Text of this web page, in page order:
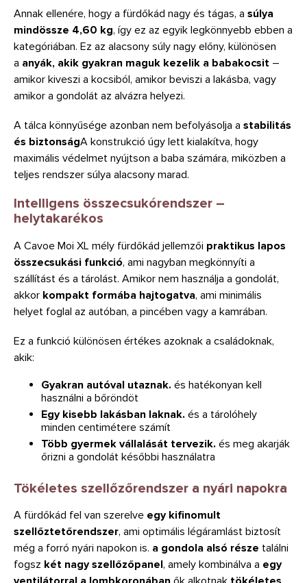
Annak ellenére, hogy a fürdőkád nagy és tágas, a súlya
mindössze 4,60 kg, így ez az egyik legkönnyebb ebben a
kategóriában. Ez az alacsony súly nagy előny, különösen
a anyák, akik gyakran maguk kezelik a babakocsit –
amikor kiveszi a kocsiból, amikor beviszi a lakásba, vagy
amikor a gondolát az alvázra helyezi.
A tálca könnyűsége azonban nem befolyásolja a stabilitás
és biztonságA konstrukció úgy lett kialakítva, hogy
maximális védelmet nyújtson a baba számára, miközben a
teljes rendszer súlya alacsony marad.
Intelligens összecsukórendszer –
helytakarékos
A Cavoe Moi XL mély fürdőkád jellemzői praktikus lapos
összecsukási funkció, ami nagyban megkönnyíti a
szállítást és a tárolást. Amikor nem használja a gondolát,
akkor kompakt formába hajtogatva, ami minimális
helyet foglal az autóban, a pincében vagy a kamrában.
Ez a funkció különösen értékes azoknak a családoknak,
akik:
Gyakran autóval utaznak. és hatékonyan kell
használni a bőröndöt
Egy kisebb lakásban laknak. és a tárolóhely
minden centimétere számít
Több gyermek vállalását tervezik. és meg akarják
őrizni a gondolát későbbi használatra
Tökéletes szellőzőrendszer a nyári napokra
A fürdőkád fel van szerelve egy kifinomult
szellőztetőrendszer, ami optimális légáramlást biztosít
még a forró nyári napokon is. a gondola alsó része találni
fogsz két nagy szellőzőpanel, amely kombinálva a egy